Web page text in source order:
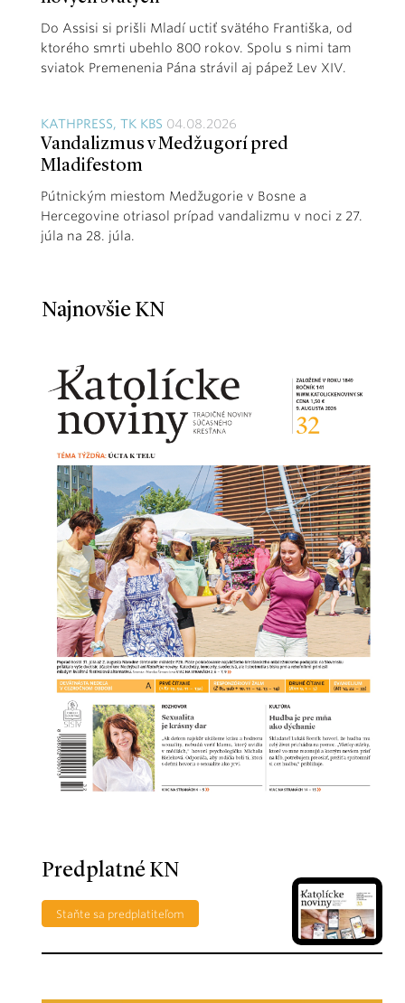
Do Assisi si prišli Mladí uctiť svätého Františka, od
ktorého smrti ubehlo 800 rokov. Spolu s nimi tam
sviatok Premenenia Pána strávil aj pápež Lev XIV.
KATHPRESS, TK KBS 04.08.2026
Vandalizmus v Medžugorí pred
Mladifestom
Pútnickým miestom Medžugorie v Bosne a
Hercegovine otriasol prípad vandalizmu v noci z 27.
júla na 28. júla.
Najnovšie KN
Predplatné KN
Staňte sa predplatiteľom